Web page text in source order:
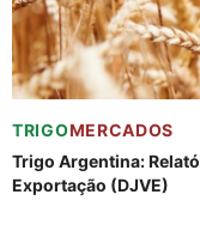
TRIGOMERCADOS
Trigo Argentina:
Exportação (DJVE)